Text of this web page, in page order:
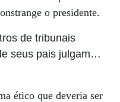
o presidente.
de tribunais
seus pais julgam…
ético que deveria ser